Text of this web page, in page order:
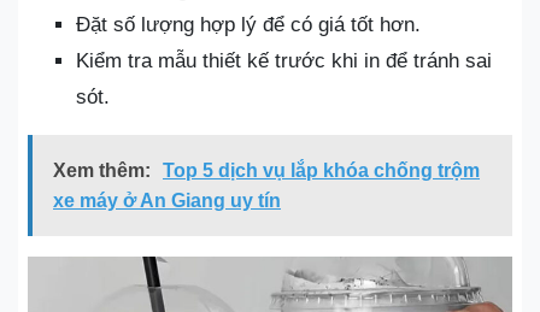
Đặt số lượng hợp lý để có giá tốt hơn.
Kiểm tra mẫu thiết kế trước khi in để tránh sai
sót.
Xem thêm:
Top 5 dịch vụ lắp khóa chống trộm
xe máy ở An Giang uy tín